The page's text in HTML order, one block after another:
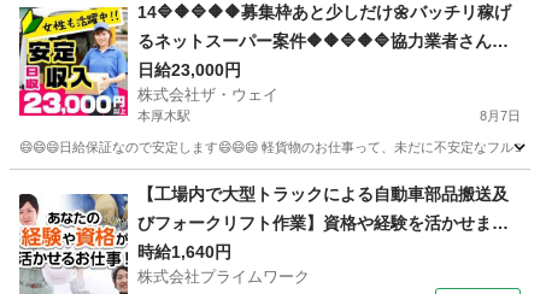
14🔷🔶🔷🔶🔶募集枠あと少しだけ🌼バッチリ稼げ
るネットスーパー案件🔶🔶🔷🔶🔷協力業者さんも
募集していま～す🔥
日給23,000円
株式会社ザ・ウェイ
本厚木駅 8月7日
😄😄😄日給保証なので安定します😄😄😄 軽貨物のお仕事って、未だに不安定なフル
本厚木駅 配送 ネットスーパー
【工場内で大型トラックによる自動車部品搬送及
びフォークリフト作業】資格や経験を活かせま
す！
時給1,640円
株式会社プライムワーク